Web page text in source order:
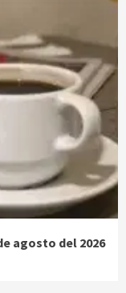
agosto del 2026